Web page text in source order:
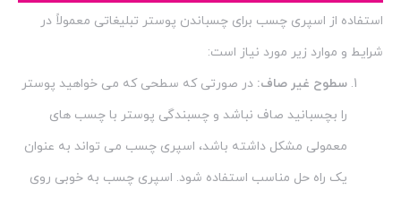
استفاده از اسپری چسب برای چسباندن پوستر تبلیغاتی معمولاً در
شرایط و موارد زیر مورد نیاز است:
سطوح غیر صاف: در صورتی که سطحی که می خواهید پوستر
را بچسبانید صاف نباشد و چسبندگی پوستر با چسب های
معمولی مشکل داشته باشد، اسپری چسب می تواند به عنوان
یک راه حل مناسب استفاده شود. اسپری چسب به خوبی روی